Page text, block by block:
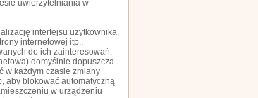
uwierzytelniania w
interfejsu użytkownika,
internetowej itp.,
do ich zainteresowań.
domyślnie dopuszcza
w każdym czasie zmiany
aby blokować automatyczną
w urządzeniu